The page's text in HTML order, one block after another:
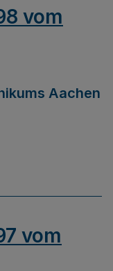
vom
Aachen
vom